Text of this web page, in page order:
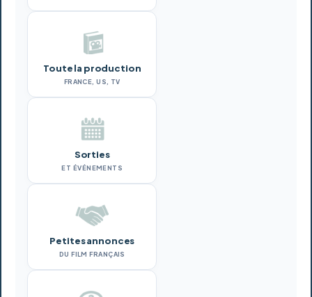
Toute la production
FRANCE, US, TV
Sorties
ET ÉVÉNEMENTS
Petites annonces
DU FILM FRANÇAIS